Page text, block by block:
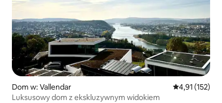
Dom w: Vallendar Średnia
4,91 (152)
Luksusowy dom z ekskluzywnym widokiem